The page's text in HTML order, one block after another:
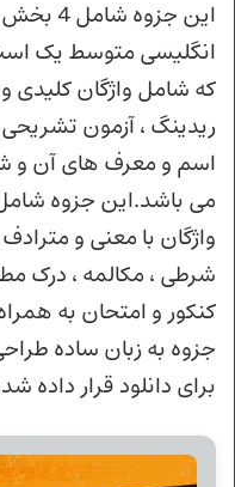
این
انگلیسی متوسط یک
که شامل واژگان کلیدی و
ریدینگ ، آزمون تشریحی
اسم و معرف های آن و
می باشد.این جزوه
واژگان با معنی و
شرطی ، مکالمه ، درک
کنکور و امتحان به
جزوه به زبان ساده
برای دانلود قرار داده